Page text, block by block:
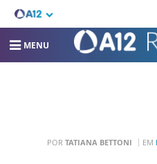
MENU
POR TATIANA BETTONI EM